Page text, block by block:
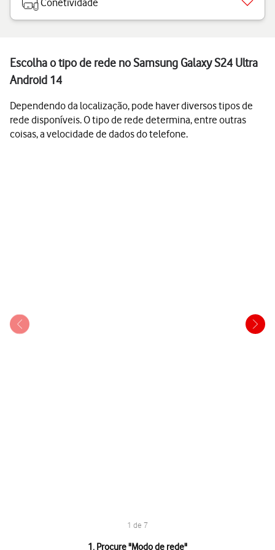
Conetividade
Escolha o tipo de rede no Samsung Galaxy S24 Ultra
Android 14
Dependendo da localização, pode haver diversos tipos de
rede disponíveis. O tipo de rede determina, entre outras
coisas, a velocidade de dados do telefone.
1 de 7
1. Procure "Modo de rede"